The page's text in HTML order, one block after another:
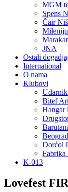
MGM
Spens
Čair Niš
JNA
Ostali
International
O nama
Klubovi
Bitef
Hangar
Dorćol
Fabrika
K-013
Lovefest